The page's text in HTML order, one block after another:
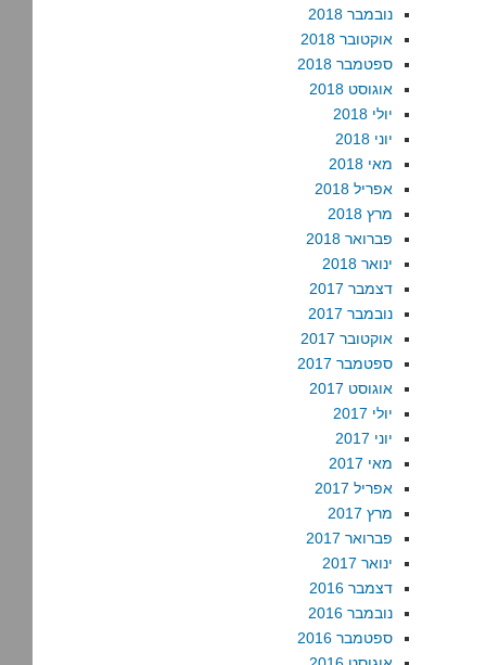
נובמבר 2018
אוקטובר 2018
ספטמבר 2018
אוגוסט 2018
יולי 2018
יוני 2018
מאי 2018
אפריל 2018
מרץ 2018
פברואר 2018
ינואר 2018
דצמבר 2017
נובמבר 2017
אוקטובר 2017
ספטמבר 2017
אוגוסט 2017
יולי 2017
יוני 2017
מאי 2017
אפריל 2017
מרץ 2017
פברואר 2017
ינואר 2017
דצמבר 2016
נובמבר 2016
ספטמבר 2016